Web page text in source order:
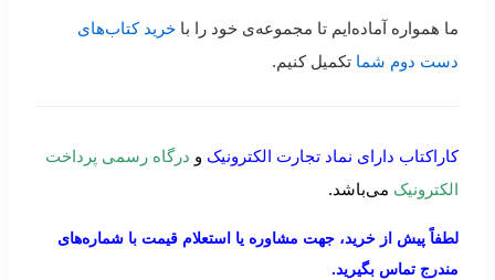
ما همواره آماده‌ایم تا مجموعه‌ی خود را با خرید کتاب‌های
دست دوم شما تکمیل کنیم.
کاراکتاب دارای نماد تجارت الکترونیک و درگاه رسمی پرداخت
الکترونیک می‌باشد.
لطفاً پیش از خرید، جهت مشاوره یا استعلام قیمت با شماره‌های
مندرج تماس بگیرید.